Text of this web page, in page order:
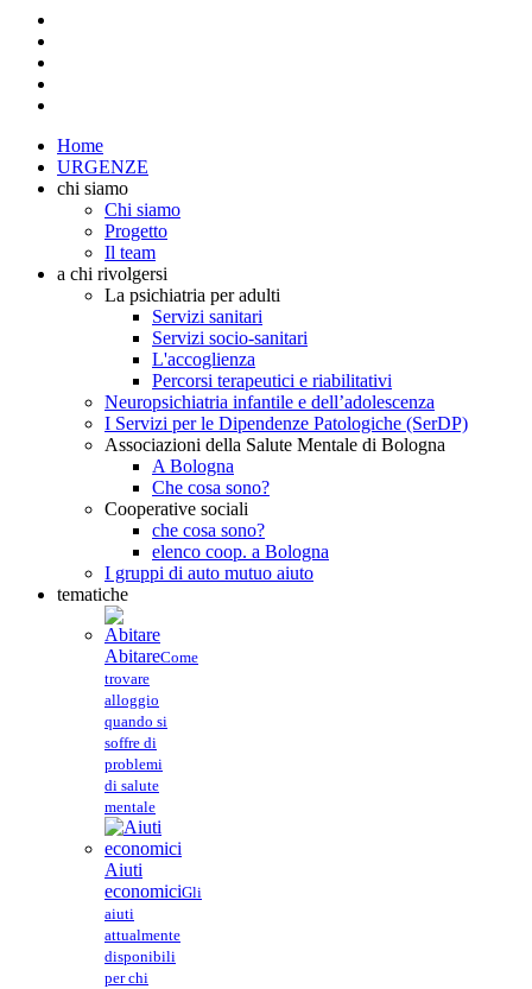
Home
URGENZE
chi siamo
Chi siamo
Progetto
Il team
a chi rivolgersi
La psichiatria per adulti
Servizi sanitari
Servizi socio-sanitari
L'accoglienza
Percorsi terapeutici e riabilitativi
Neuropsichiatria infantile e dell’adolescenza
I Servizi per le Dipendenze Patologiche (SerDP)
Associazioni della Salute Mentale di Bologna
A Bologna
Che cosa sono?
Cooperative sociali
che cosa sono?
elenco coop. a Bologna
I gruppi di auto mutuo aiuto
tematiche
AbitareCome
trovare
alloggio
quando si
soffre di
problemi
di salute
mentale
Aiuti
economiciGli
aiuti
attualmente
disponibili
per chi